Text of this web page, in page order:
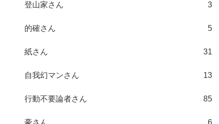
登山家さん 3
的確さん 5
紙さん 31
自我幻マンさん 13
行動不要論者さん 85